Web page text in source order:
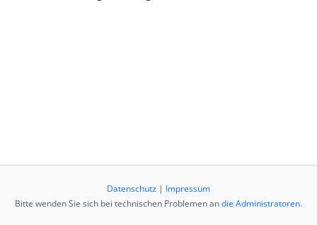
Datenschutz | Impressum
Bitte wenden Sie sich bei technischen Problemen andie Administratoren.